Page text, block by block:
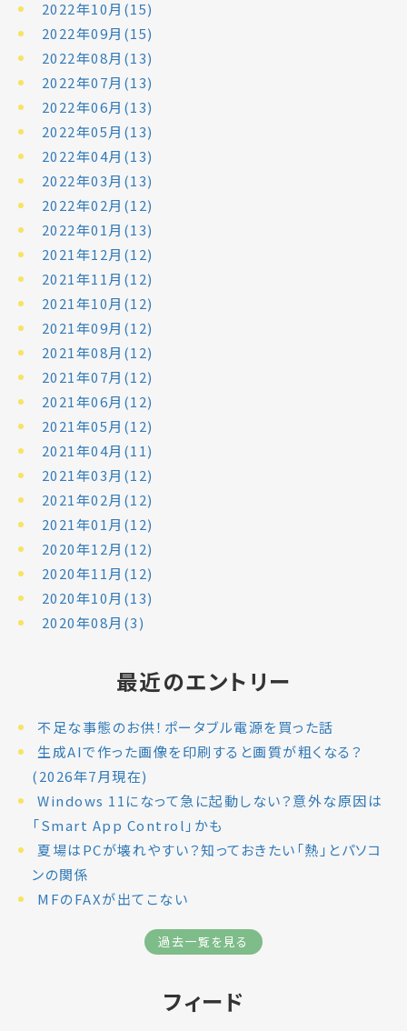
2022年10月(15)
2022年09月(15)
2022年08月(13)
2022年07月(13)
2022年06月(13)
2022年05月(13)
2022年04月(13)
2022年03月(13)
2022年02月(12)
2022年01月(13)
2021年12月(12)
2021年11月(12)
2021年10月(12)
2021年09月(12)
2021年08月(12)
2021年07月(12)
2021年06月(12)
2021年05月(12)
2021年04月(11)
2021年03月(12)
2021年02月(12)
2021年01月(12)
2020年12月(12)
2020年11月(12)
2020年10月(13)
2020年08月(3)
最近のエントリー
不足な事態のお供！ポータブル電源を買った話
生成AIで作った画像を印刷すると画質が粗くなる？
(2026年7月現在)
Windows 11になって急に起動しない？意外な原因は
「Smart App Control」かも
夏場はPCが壊れやすい？知っておきたい「熱」とパソコ
ンの関係
MFのFAXが出てこない
過去一覧を見る
フィード